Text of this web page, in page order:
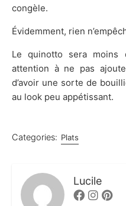
congèle.
Évidemment, rien
Le quinotto sera moins
attention à ne pas
d’avoir une sorte de
au look peu appétissant.
Categories: Plats
Lucile
Facebook